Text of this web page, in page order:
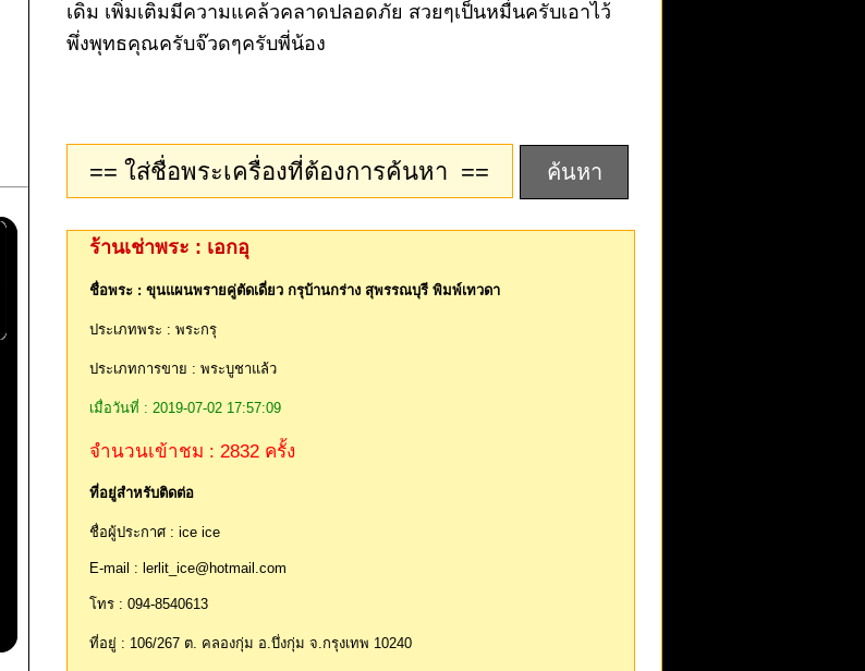
เดิม เพิ่มเติมมีความแคล้วคลาดปลอดภัย สวยๆเป็นหมื่นครับเอาไว้
พึ่งพุทธคุณครับจ๊วดๆครับพี่น้อง
ร้านเช่าพระ : เอกอุ
ชื่อพระ : ขุนแผนพรายคู่ตัดเดี่ยว กรุบ้านกร่าง สุพรรณบุรี พิมพ์เทวดา
ประเภทพระ : พระกรุ
ประเภทการขาย : พระบูชาแล้ว
เมื่อวันที่ : 2019-07-02 17:57:09
จำนวนเข้าชม : 2832 ครั้ง
ที่อยู่สำหรับติดต่อ
ชื่อผู้ประกาศ : ice ice
E-mail : lerlit_ice@hotmail.com
โทร : 094-8540613
ที่อยู่ : 106/267 ต. คลองกุ่ม อ.บึ่งกุ่ม จ.กรุงเทพ 10240